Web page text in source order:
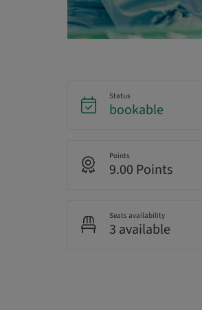
Status
bookable
Points
9.00 Points
Seats availability
3 available